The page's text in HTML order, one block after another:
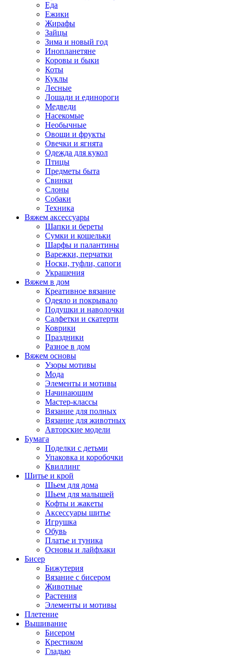
Еда
Ежики
Жирафы
Зайцы
Зима и новый год
Инопланетяне
Коровы и быки
Коты
Куклы
Лесные
Лошади и единороги
Медведи
Насекомые
Необычные
Овощи и фрукты
Овечки и ягнята
Одежда для кукол
Птицы
Предметы быта
Свинки
Слоны
Собаки
Техника
Вяжем аксессуары
Шапки и береты
Сумки и кошельки
Шарфы и палантины
Варежки, перчатки
Носки, туфли, сапоги
Украшения
Вяжем в дом
Креативное вязание
Одеяло и покрывало
Подушки и наволочки
Салфетки и скатерти
Коврики
Праздники
Разное в дом
Вяжем основы
Узоры мотивы
Мода
Элементы и мотивы
Начинающим
Мастер-классы
Вязание для полных
Вязание для животных
Авторские модели
Бумага
Поделки с детьми
Упаковка и коробочки
Квиллинг
Шитье и крой
Шьем для дома
Шьем для малышей
Кофты и жакеты
Аксессуары шитье
Игрушка
Обувь
Платье и туника
Основы и лайфхаки
Бисер
Бижутерия
Вязание с бисером
Животные
Растения
Элементы и мотивы
Плетение
Вышивание
Бисером
Крестиком
Гладью